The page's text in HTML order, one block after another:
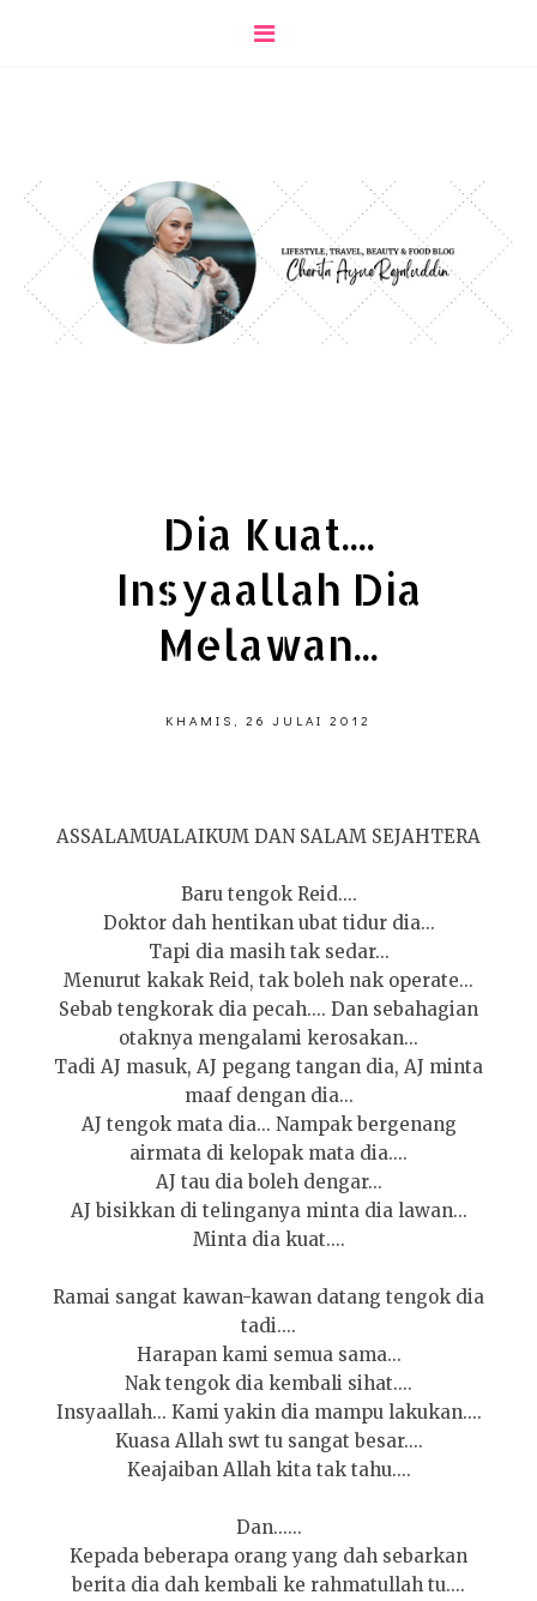
Dia Kuat....
Insyaallah Dia
Melawan...
KHAMIS, 26 JULAI 2012
ASSALAMUALAIKUM DAN SALAM SEJAHTERA
Baru tengok Reid....
Doktor dah hentikan ubat tidur dia...
Tapi dia masih tak sedar...
Menurut kakak Reid, tak boleh nak operate...
Sebab tengkorak dia pecah.... Dan sebahagian
otaknya mengalami kerosakan...
Tadi AJ masuk, AJ pegang tangan dia, AJ minta
maaf dengan dia...
AJ tengok mata dia... Nampak bergenang
airmata di kelopak mata dia....
AJ tau dia boleh dengar...
AJ bisikkan di telinganya minta dia lawan...
Minta dia kuat....
Ramai sangat kawan-kawan datang tengok dia
tadi....
Harapan kami semua sama...
Nak tengok dia kembali sihat....
Insyaallah... Kami yakin dia mampu lakukan....
Kuasa Allah swt tu sangat besar....
Keajaiban Allah kita tak tahu....
Dan......
Kepada beberapa orang yang dah sebarkan
berita dia dah kembali ke rahmatullah tu....